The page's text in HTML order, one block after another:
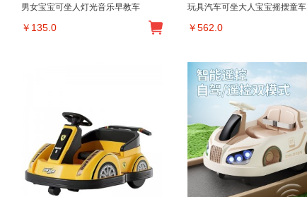
男女宝宝可坐人灯光音乐早教车
￥ 135.0
玩具汽车可坐大人宝宝摇摆童车
￥562.0